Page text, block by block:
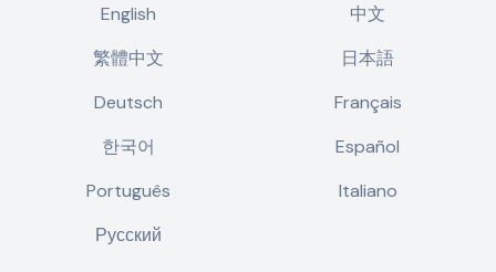
English
中文
繁體中文
日本語
Deutsch
Français
한국어
Español
Português
Italiano
Русский